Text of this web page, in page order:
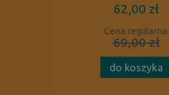
62,00 zł
Cena regularna:
69,00 zł
do koszyka